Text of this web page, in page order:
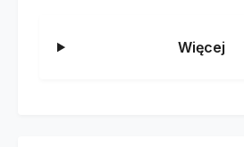
Więcej